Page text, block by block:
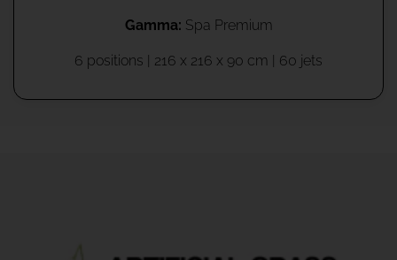
Gamma: Spa Premium
6 positions | 216 x 216 x 90 cm | 60 jets